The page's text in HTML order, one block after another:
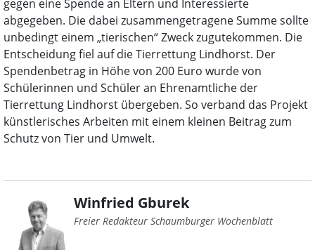
gegen eine Spende an Eltern und Interessierte
abgegeben. Die dabei zusammengetragene Summe sollte
unbedingt einem „tierischen“ Zweck zugutekommen. Die
Entscheidung fiel auf die Tierrettung Lindhorst. Der
Spendenbetrag in Höhe von 200 Euro wurde von
Schülerinnen und Schüler an Ehrenamtliche der
Tierrettung Lindhorst übergeben. So verband das Projekt
künstlerisches Arbeiten mit einem kleinen Beitrag zum
Schutz von Tier und Umwelt.
Winfried Gburek
Freier Redakteur Schaumburger Wochenblatt